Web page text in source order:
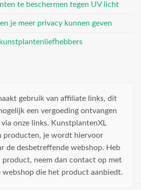
te beschermen tegen UV licht
je meer privacy kunnen geven
gebruik van affiliate links, dit
een vergoeding ontvangen
onze links. KunstplantenXL
producten, je wordt hiervoor
de desbetreffende webshop. Heb
product, neem dan contact op met
webshop die het product aanbiedt.